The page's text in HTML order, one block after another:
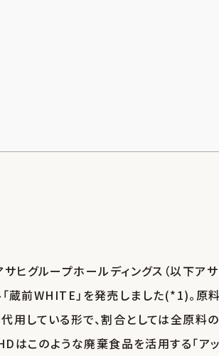
ヒグループホールディングス（以下ア
蔵前WHITE」を発売しました(*1)。原料
用している形で、割合としては全原料の
はこのような廃棄食品を活用する「アッ